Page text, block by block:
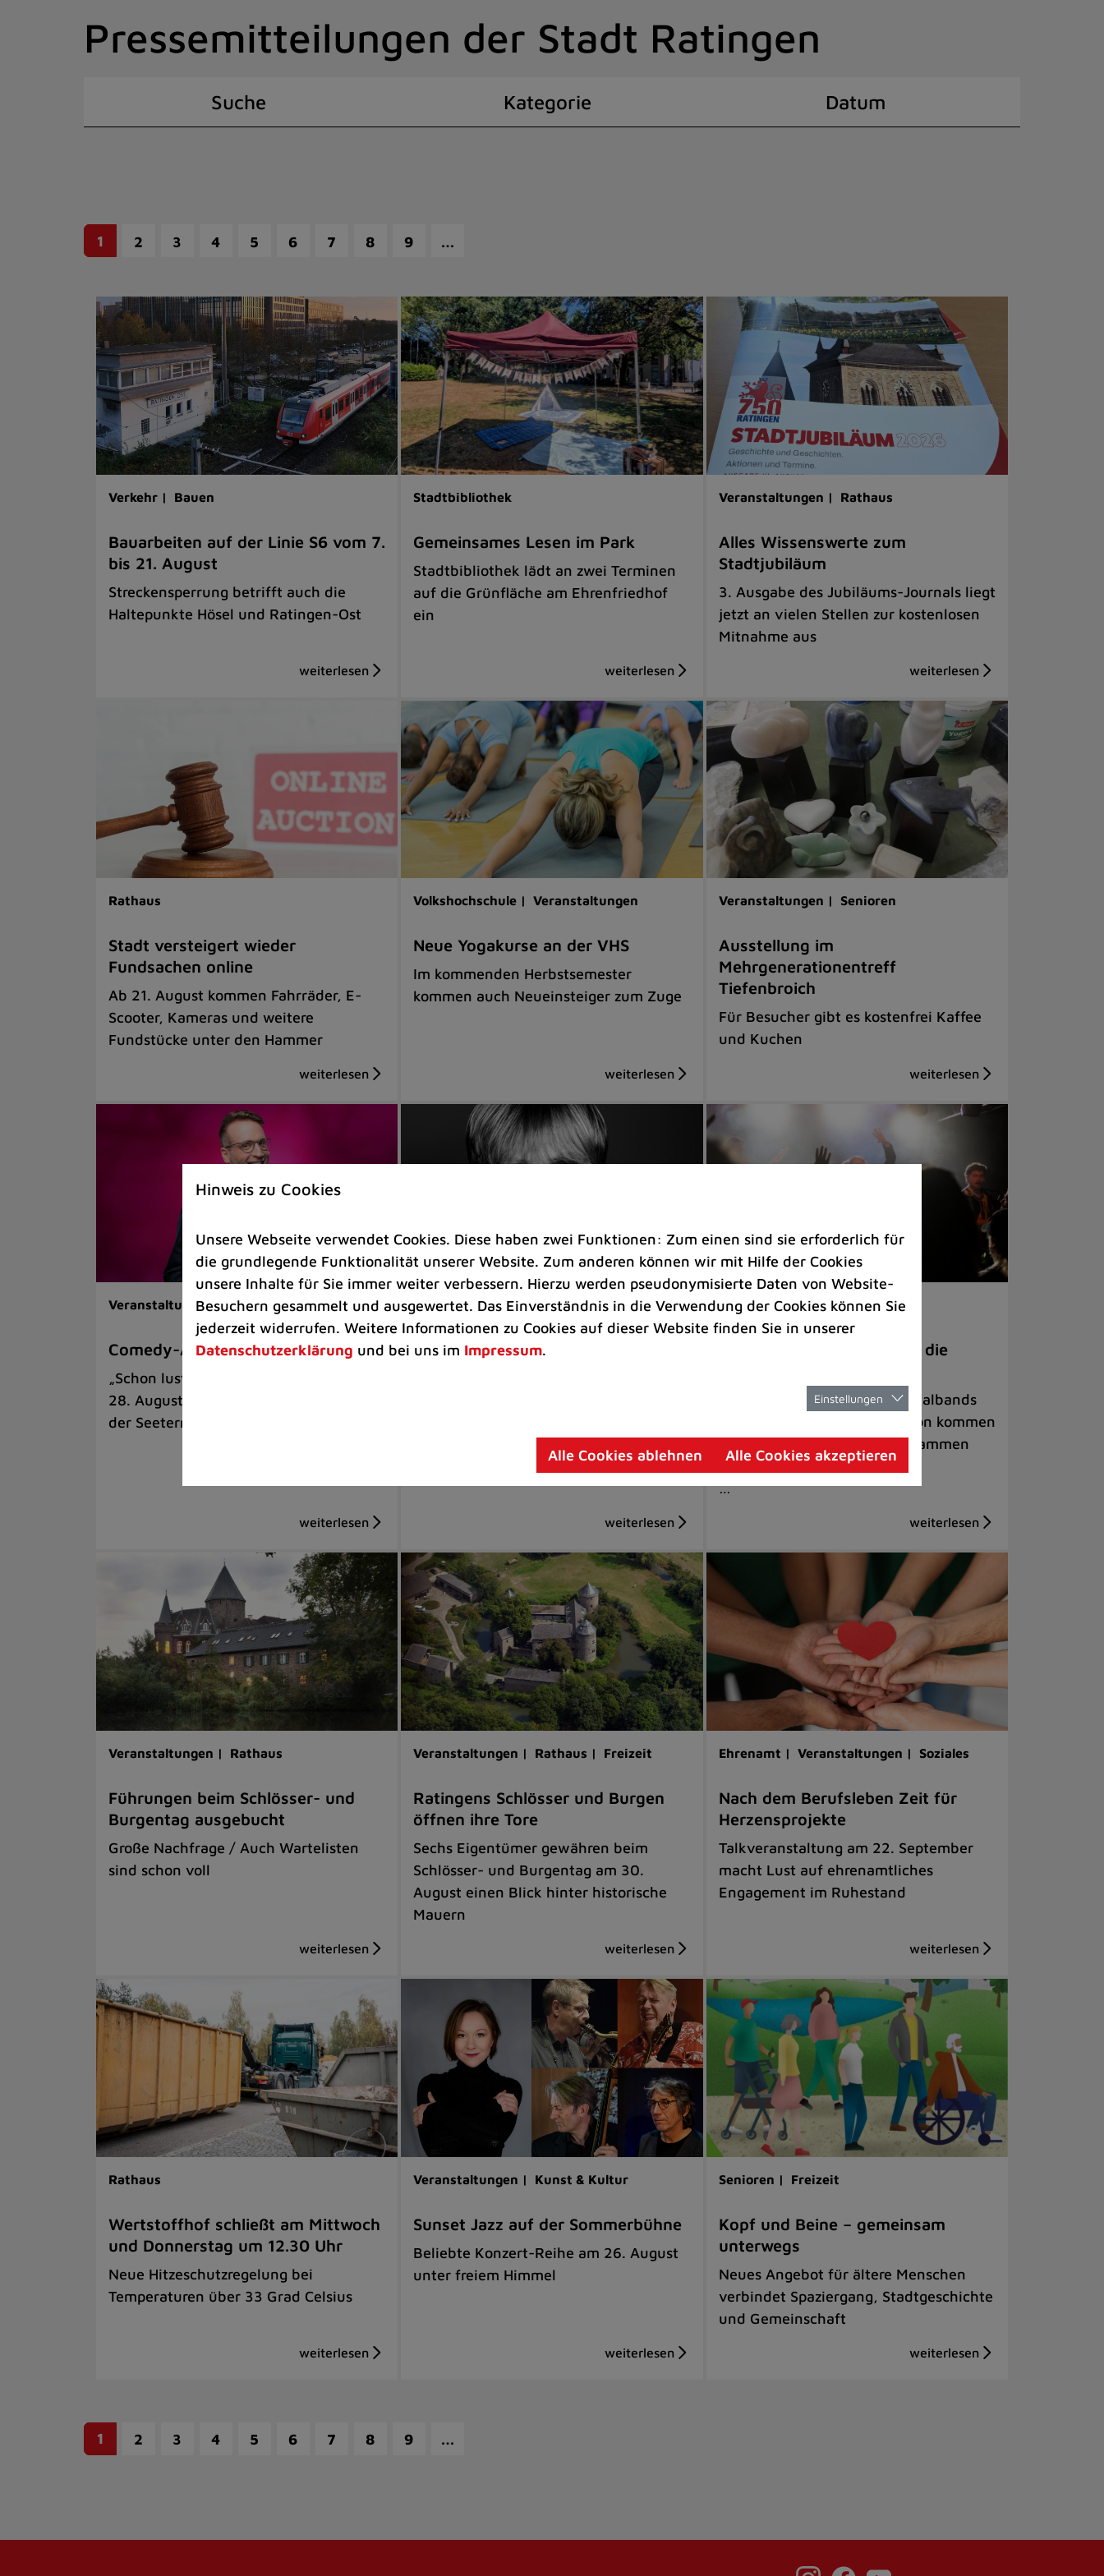
Pressemitteilungen der Stadt Ratingen
Suche Kategorie Datum
1 2 3 4 5 6 7 8 9 …
Verkehr | Bauen
Bauarbeiten auf der Linie S6 vom 7.
bis 21. August
Streckensperrung betrifft auch die
Haltepunkte Hösel und Ratingen-Ost
Stadtbibliothek
Gemeinsames Lesen im Park
Stadtbibliothek lädt an zwei Terminen
auf die Grünfläche am Ehrenfriedhof
ein
Veranstaltungen | Rathaus
Alles Wissenswerte zum
Stadtjubiläum
3. Ausgabe des Jubiläums-Journals liegt
jetzt an vielen Stellen zur kostenlosen
Mitnahme aus
Rathaus
Stadt versteigert wieder
Fundsachen online
Ab 21. August kommen Fahrräder, E-
Scooter, Kameras und weitere
Fundstücke unter den Hammer
Volkshochschule | Veranstaltungen
Neue Yogakurse an der VHS
Im kommenden Herbstsemester
kommen auch Neueinsteiger zum Zuge
Veranstaltungen | Senioren
Ausstellung im
Mehrgenerationentreff
Tiefenbroich
Für Besucher gibt es kostenfrei Kaffee
und Kuchen
Veranstaltungen | Kunst & Kultur
Comedy-Abend mit Benni Stark
„Schon lustig, wenn’s witzig ist!“ am
28. August auf der Sommerbühne an
der Seeterrasse
Veranstaltungen
Kultkicker Ansgar Brinkmann
Veranstaltungen
„Manege Madness“ bringt die
Internationale Rock- und Metalbands
und starke Acts aus der Region kommen
am 17. Oktober in Lintorf zusammen
…
Veranstaltungen | Rathaus
Führungen beim Schlösser- und
Burgentag ausgebucht
Große Nachfrage / Auch Wartelisten
sind schon voll
Veranstaltungen | Rathaus | Freizeit
Ratingens Schlösser und Burgen
öffnen ihre Tore
Sechs Eigentümer gewähren beim
Schlösser- und Burgentag am 30.
August einen Blick hinter historische
Mauern
Ehrenamt | Veranstaltungen | Soziales
Nach dem Berufsleben Zeit für
Herzensprojekte
Talkveranstaltung am 22. September
macht Lust auf ehrenamtliches
Engagement im Ruhestand
Rathaus
Wertstoffhof schließt am Mittwoch
und Donnerstag um 12.30 Uhr
Neue Hitzeschutzregelung bei
Temperaturen über 33 Grad Celsius
Veranstaltungen | Kunst & Kultur
Sunset Jazz auf der Sommerbühne
Beliebte Konzert-Reihe am 26. August
unter freiem Himmel
Senioren | Freizeit
Kopf und Beine – gemeinsam
unterwegs
Neues Angebot für ältere Menschen
verbindet Spaziergang, Stadtgeschichte
und Gemeinschaft
1 2 3 4 5 6 7 8 9 …
Hinweis zu Cookies
Unsere Webseite verwendet Cookies. Diese haben zwei Funktionen: Zum einen sind sie erforderlich für
die grundlegende Funktionalität unserer Website. Zum anderen können wir mit Hilfe der Cookies
unsere Inhalte für Sie immer weiter verbessern. Hierzu werden pseudonymisierte Daten von Website-
Besuchern gesammelt und ausgewertet. Das Einverständnis in die Verwendung der Cookies können Sie
jederzeit widerrufen. Weitere Informationen zu Cookies auf dieser Website finden Sie in unserer
Datenschutzerklärung und bei uns im Impressum.
Einstellungen
Alle Cookies ablehnen Alle Cookies akzeptieren